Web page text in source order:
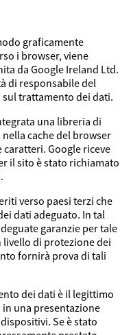
graficamente
i browser, viene
da Google Ireland Ltd.
di responsabile del
trattamento dei dati.
una libreria di
cache del browser
Google riceve
il sito è stato richiamato
verso paesi terzi che
dati adeguato. In tal
garanzie per tale
di protezione dei
fornirà prova di tali
dei dati è il legittimo
una presentazione
Se è stato